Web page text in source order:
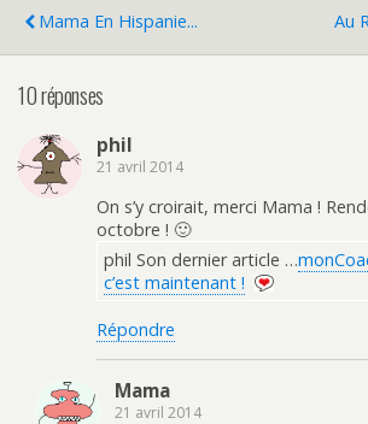
Mama En Hispanie...
Au
10 réponses
phil
21 avril 2014
On s’y croirait, merci Mama !
octobre ! 🙂
phil Son dernier article …
c’est maintenant !
Répondre
Mama
21 avril 2014